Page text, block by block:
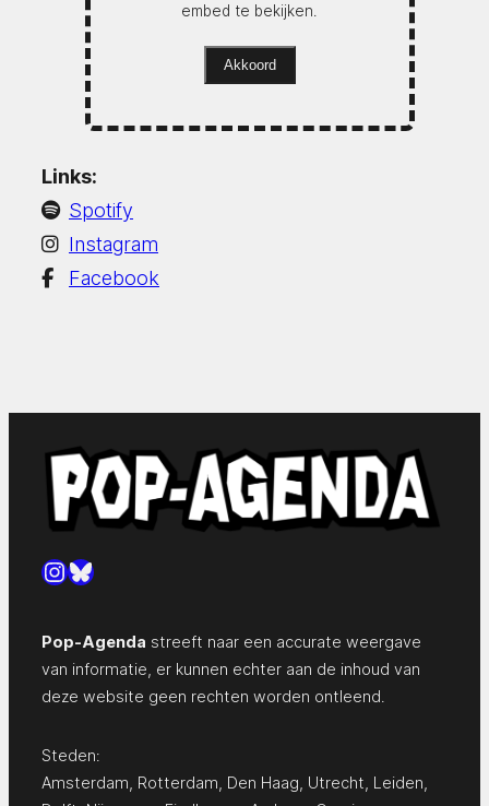
embed te bekijken.
Akkoord
Links:
Spotify
Instagram
Facebook
Instagram
Bluesky
Pop-Agenda streeft naar een accurate weergave
van informatie, er kunnen echter aan de inhoud van
deze website geen rechten worden ontleend.
Steden:
Amsterdam Rotterdam Den Haag Utrecht Leiden